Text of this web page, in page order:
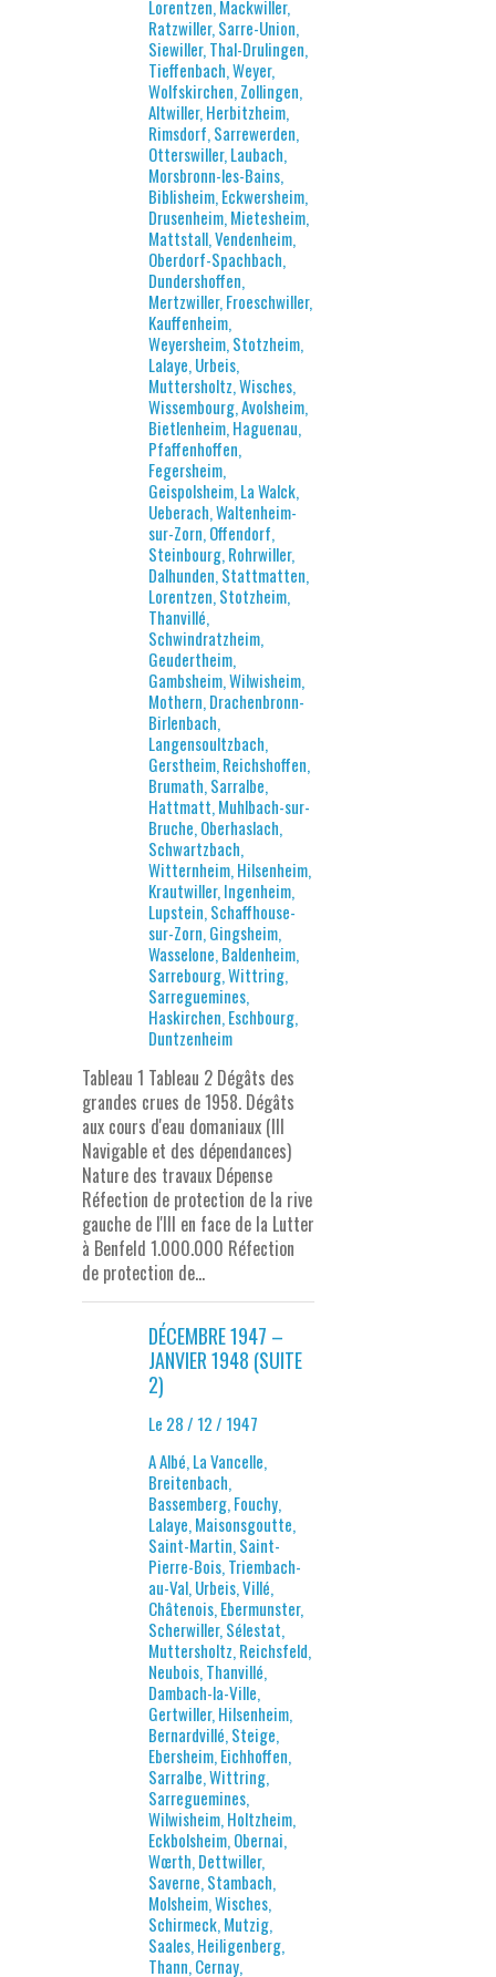
Lorentzen, Mackwiller,
Ratzwiller, Sarre-Union,
Siewiller, Thal-Drulingen,
Tieffenbach, Weyer,
Wolfskirchen, Zollingen,
Altwiller, Herbitzheim,
Rimsdorf, Sarrewerden,
Otterswiller, Laubach,
Morsbronn-les-Bains,
Biblisheim, Eckwersheim,
Drusenheim, Mietesheim,
Mattstall, Vendenheim,
Oberdorf-Spachbach,
Dundershoffen,
Mertzwiller, Froeschwiller,
Kauffenheim,
Weyersheim, Stotzheim,
Lalaye, Urbeis,
Muttersholtz, Wisches,
Wissembourg, Avolsheim,
Bietlenheim, Haguenau,
Pfaffenhoffen,
Fegersheim,
Geispolsheim, La Walck,
Ueberach, Waltenheim-
sur-Zorn, Offendorf,
Steinbourg, Rohrwiller,
Dalhunden, Stattmatten,
Lorentzen, Stotzheim,
Thanvillé,
Schwindratzheim,
Geudertheim,
Gambsheim, Wilwisheim,
Mothern, Drachenbronn-
Birlenbach,
Langensoultzbach,
Gerstheim, Reichshoffen,
Brumath, Sarralbe,
Hattmatt, Muhlbach-sur-
Bruche, Oberhaslach,
Schwartzbach,
Witternheim, Hilsenheim,
Krautwiller, Ingenheim,
Lupstein, Schaffhouse-
sur-Zorn, Gingsheim,
Wasselone, Baldenheim,
Sarrebourg, Wittring,
Sarreguemines,
Haskirchen, Eschbourg,
Duntzenheim
Tableau 1 Tableau 2 Dégâts des
grandes crues de 1958. Dégâts
aux cours d'eau domaniaux (III
Navigable et des dépendances)
Nature des travaux Dépense
Réfection de protection de la rive
gauche de l'Ill en face de la Lutter
à Benfeld 1.000.000 Réfection
de protection de...
DÉCEMBRE 1947 –
JANVIER 1948 (SUITE
2)
Le 28 / 12 / 1947
A Albé, La Vancelle,
Breitenbach,
Bassemberg, Fouchy,
Lalaye, Maisonsgoutte,
Saint-Martin, Saint-
Pierre-Bois, Triembach-
au-Val, Urbeis, Villé,
Châtenois, Ebermunster,
Scherwiller, Sélestat,
Muttersholtz, Reichsfeld,
Neubois, Thanvillé,
Dambach-la-Ville,
Gertwiller, Hilsenheim,
Bernardvillé, Steige,
Ebersheim, Eichhoffen,
Sarralbe, Wittring,
Sarreguemines,
Wilwisheim, Holtzheim,
Eckbolsheim, Obernai,
Wœrth, Dettwiller,
Saverne, Stambach,
Molsheim, Wisches,
Schirmeck, Mutzig,
Saales, Heiligenberg,
Thann, Cernay,